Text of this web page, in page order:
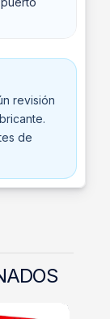
revisión
de